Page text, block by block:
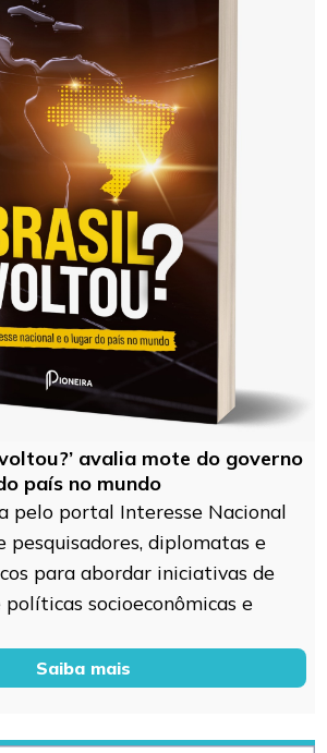
avalia mote do governo
país no mundo
pelo portal Interesse Nacional
pesquisadores, diplomatas e
para abordar iniciativas de
socioeconômicas e
Saiba mais